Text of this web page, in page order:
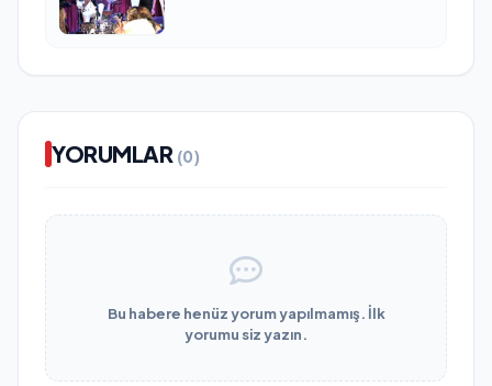
YORUMLAR (0)
Bu habere henüz yorum yapılmamış. İlk
yorumu siz yazın.